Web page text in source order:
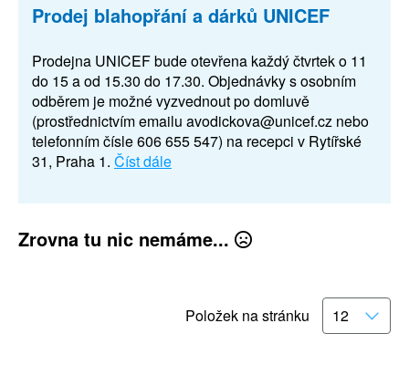
Prodej blahopřání a dárků UNICEF
Prodejna UNICEF bude otevřena každý čtvrtek o 11
do 15 a od 15.30 do 17.30. Objednávky s osobním
odběrem je možné vyzvednout po domluvě
(prostřednictvím emailu avodickova@unicef.cz nebo
telefonním čísle 606 655 547) na recepci v Rytířské
31, Praha 1. Číst dále
Zrovna tu nic nemáme...
Položek na stránku